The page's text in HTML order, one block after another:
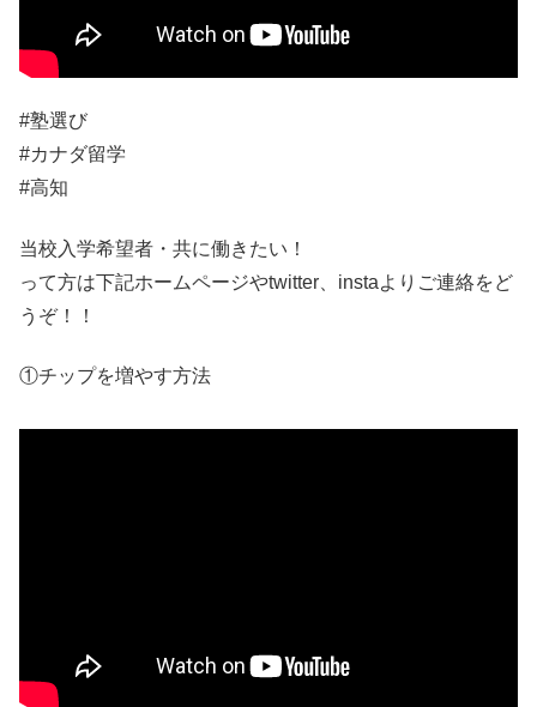
#塾選び
#カナダ留学
#高知
当校入学希望者・共に働きたい！
って方は下記ホームページやtwitter、instaよりご連絡をど
うぞ！！
①チップを増やす方法